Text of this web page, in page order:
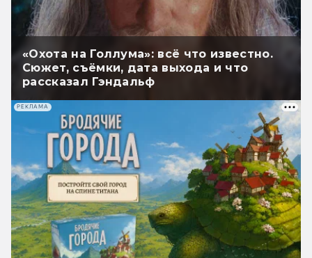
«Охота на Голлума»: всё что известно.
Сюжет, съёмки, дата выхода и что
рассказал Гэндальф
РЕКЛАМА